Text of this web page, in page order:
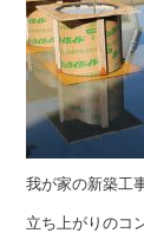
我が家の新築工
立ち上がりのコ